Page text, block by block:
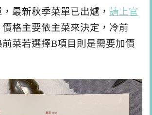
最新秋季菜單已出爐， 請上官
價格主要依主菜來決定，冷前
菜若選擇B項目則是需要加價